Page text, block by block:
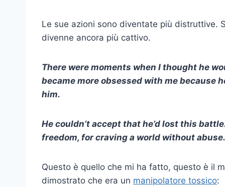
Le sue azioni sono diventate più distruttive.
divenne ancora più cattivo.
There were moments when I thought he
became more obsessed with me because
him.
He couldn’t accept that he’d lost this
freedom, for craving a world without abuse.
Questo è quello che mi ha fatto, questo è il
dimostrato che era un manipolatore tossico: